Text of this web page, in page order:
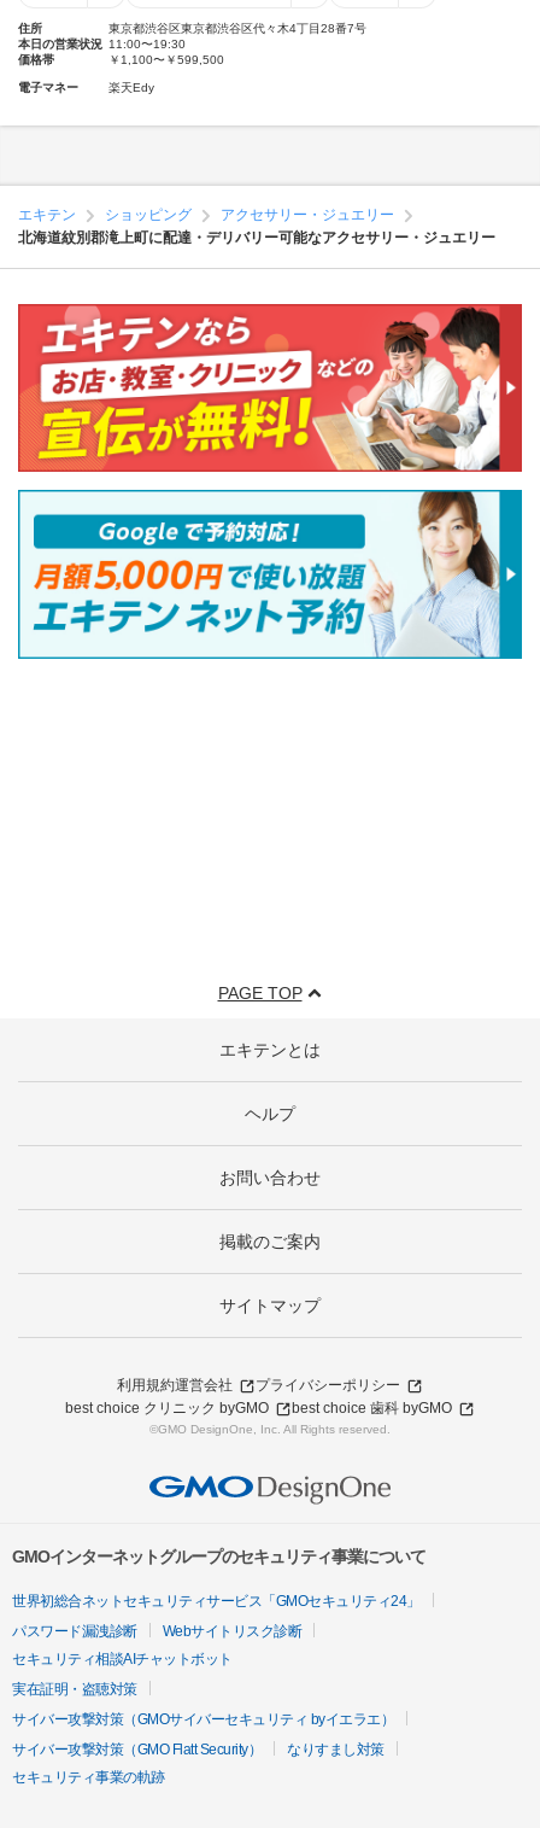
住所
東京都渋谷区東京都渋谷区代々木4丁目28番7号
本日の営業状況 11:00〜19:30
価格帯
￥1,100〜￥599,500
電子マネー 楽天Edy
エキテン ショッピング
アクセサリー・ジュエリー
北海道紋別郡滝上町に配達・デリバリー可能なアクセサリー・ジュエリー
PAGE TOP
エキテンとは
ヘルプ
お問い合わせ
掲載のご案内
サイトマップ
利用規約運営会社
プライバシーポリシー
best choice クリニック byGMO
best choice 歯科 byGMO
©GMO DesignOne, Inc. All Rights reserved.
GMOインターネットグループのセキュリティ事業について
世界初総合ネットセキュリティサービス「GMOセキュリティ24」
パスワード漏洩診断
Webサイトリスク診断
セキュリティ相談AIチャットボット
実在証明・盗聴対策
サイバー攻撃対策（GMOサイバーセキュリティ byイエラエ）
サイバー攻撃対策（GMO Flatt Security）
なりすまし対策
セキュリティ事業の軌跡